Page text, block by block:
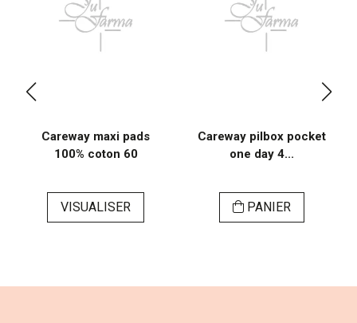
Careway maxi pads
100% coton 60
VISUALISER
Careway pilbox pocket
one day 4...
PANIER